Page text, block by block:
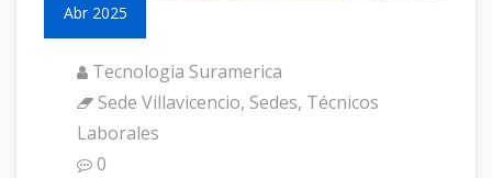
Abr 2025
Tecnologia Suramerica
Sede Villavicencio, Sedes, Técnicos
Laborales
0